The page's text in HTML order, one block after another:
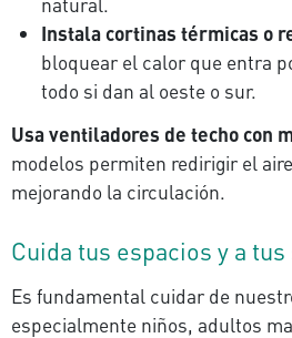
Instala cortinas térmicas o
bloquear el calor que entra
todo si dan al oeste o sur.
Usa ventiladores de techo con
modelos permiten redirigir el
mejorando la circulación.
Cuida tus espacios y a
Es fundamental cuidar de
especialmente niños, adultos